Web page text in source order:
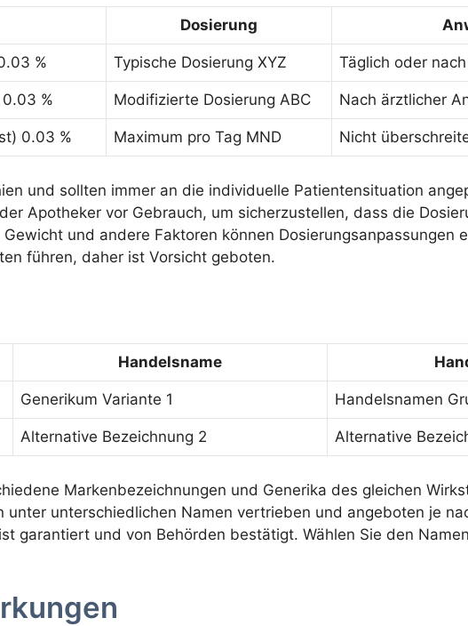
Dosierung
% Typische Dosierung XYZ Täglich oder
% Modifizierte Dosierung ABC Nach ärztlicher
0.03 % Maximum pro Tag MND Nicht
und sollten immer an die individuelle Patientensituation
Apotheker vor Gebrauch, um sicherzustellen, dass die
und andere Faktoren können Dosierungsanpassungen
führen, daher ist Vorsicht geboten.
Handelsname
Generikum Variante 1 Handelsnamen
Alternative Bezeichnung 2 Alternative
Markenbezeichnungen und Generika des gleichen
unterschiedlichen Namen vertrieben und angeboten je
garantiert und von Behörden bestätigt. Wählen Sie den